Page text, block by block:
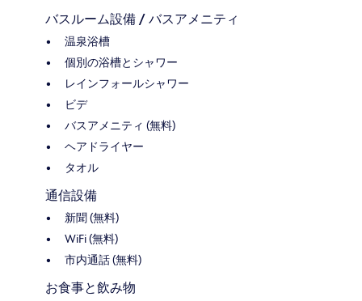
バスルーム設備 / バスアメニティ
温泉浴槽
個別の浴槽とシャワー
レインフォールシャワー
ビデ
バスアメニティ (無料)
ヘアドライヤー
タオル
通信設備
新聞 (無料)
WiFi (無料)
市内通話 (無料)
お食事と飲み物